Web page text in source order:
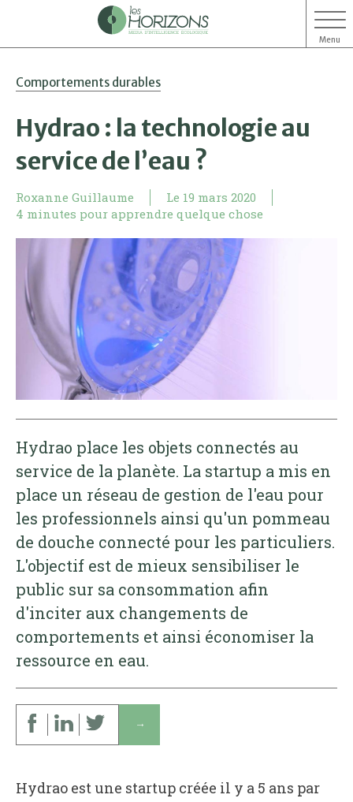
Menu
Comportements durables
Hydrao : la technologie au
service de l’eau ?
Roxanne Guillaume Le 19 mars 2020
4 minutes pour apprendre quelque chose
Hydrao place les objets connectés au
service de la planète. La startup a mis en
place un réseau de gestion de l'eau pour
les professionnels ainsi qu'un pommeau
de douche connecté pour les particuliers.
L'objectif est de mieux sensibiliser le
public sur sa consommation afin
d'inciter aux changements de
comportements et ainsi économiser la
ressource en eau.
↓
Hydrao est une startup créée il y a 5 ans par